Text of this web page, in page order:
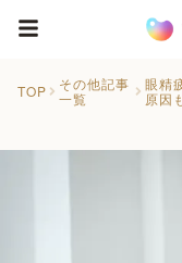
TOP
その他記事
一覧
眼精
原因